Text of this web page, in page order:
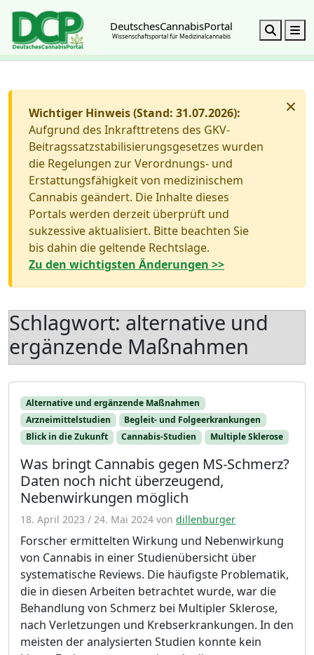
DeutschesCannabisPortal
Wissenschaftsportal für Medizinalcannabis Search
×
Wichtiger Hinweis (Stand: 31.07.2026):
Aufgrund des Inkrafttretens des GKV-
Beitragssatzstabilisierungsgesetzes wurden
die Regelungen zur Verordnungs- und
Erstattungsfähigkeit von medizinischem
Cannabis geändert. Die Inhalte dieses
Portals werden derzeit überprüft und
sukzessive aktualisiert. Bitte beachten Sie
bis dahin die geltende Rechtslage.
Zu den wichtigsten Änderungen >>
Schlagwort: alternative und
ergänzende Maßnahmen
Alternative und ergänzende Maßnahmen
Arzneimittelstudien
Begleit- und Folgeerkrankungen
Blick in die Zukunft
Cannabis-Studien Multiple Sklerose
Was bringt Cannabis gegen MS-Schmerz?
Daten noch nicht überzeugend,
Nebenwirkungen möglich
18. April 2023 / 24. Mai 2024 von dillenburger
Forscher ermittelten Wirkung und Nebenwirkung
von Cannabis in einer Studienübersicht über
systematische Reviews. Die häufigste Problematik,
die in diesen Arbeiten betrachtet wurde, war die
Behandlung von Schmerz bei Multipler Sklerose,
nach Verletzungen und Krebserkrankungen. In den
meisten der analysierten Studien konnte kein